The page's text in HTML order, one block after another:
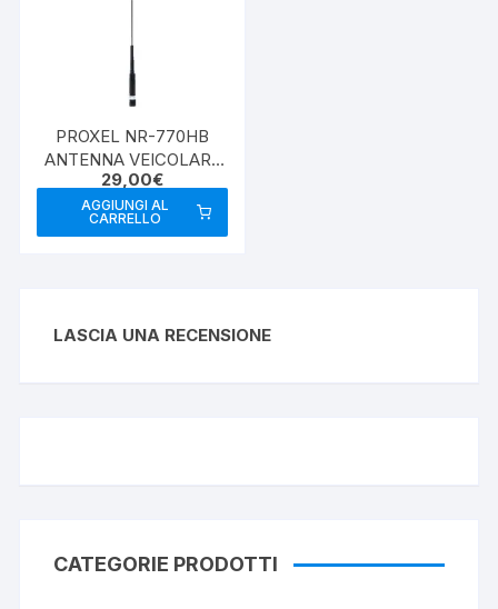
PROXEL NR-770HB
ANTENNA VEICOLARE
VHF/UHF BLACK
29,00€
AGGIUNGI AL
CARRELLO
LASCIA UNA RECENSIONE
CATEGORIE PRODOTTI